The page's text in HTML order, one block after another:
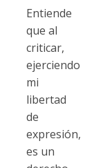
Entiende
que al
criticar,
ejerciendo
mi
libertad
de
expresión,
es un